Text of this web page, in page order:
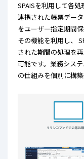
SPAISを利用して各
連携された帳票デー
をユーザー指定期間
その機能を利用し、
された期間の処理を
可能です。業務シス
の仕組みを個別に構